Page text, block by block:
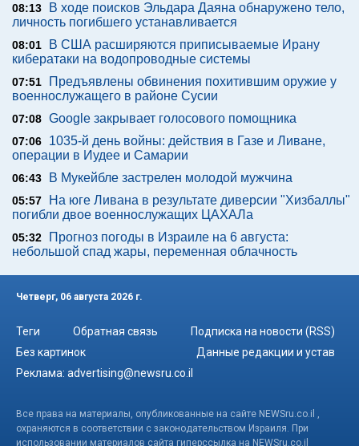
08:13
В ходе поисков Эльдара Даяна обнаружено тело,
личность погибшего устанавливается
08:01
В США расширяются приписываемые Ирану
кибератаки на водопроводные системы
07:51
Предъявлены обвинения похитившим оружие у
военнослужащего в районе Сусии
07:08 Google закрывает голосового помощника
07:06
1035-й день войны: действия в Газе и Ливане,
операции в Иудее и Самарии
06:43 В Мукейбле застрелен молодой мужчина
05:57
На юге Ливана в результате диверсии "Хизбаллы"
погибли двое военнослужащих ЦАХАЛа
05:32
Прогноз погоды в Израиле на 6 августа:
небольшой спад жары, переменная облачность
Четверг, 06 августа 2026 г.
Теги Обратная связь
Подписка на новости (RSS)
Без картинок
Данные редакции и устав
Реклама: advertising@newsru.co.il
Все права на материалы, опубликованные на сайте NEWSru.co.il ,
охраняются в соответствии с законодательством Израиля. При
использовании материалов сайта гиперссылка на NEWSru.co.il